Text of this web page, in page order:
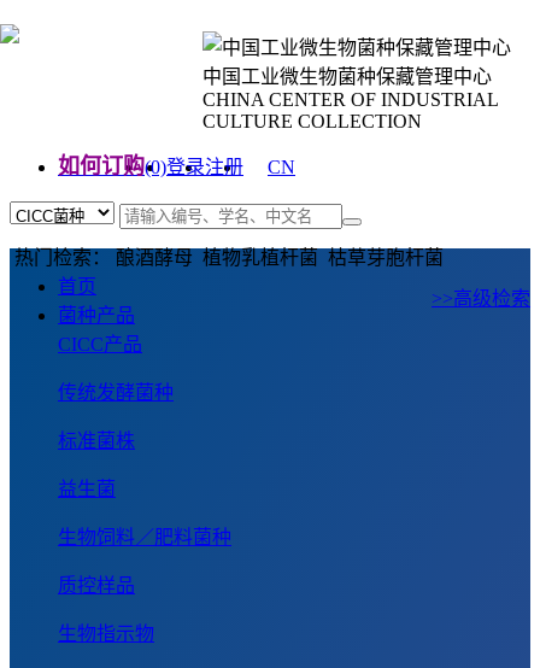
中国工业微生物菌种保藏管理中心
CHINA CENTER OF INDUSTRIAL
CULTURE COLLECTION
如何订购(0)登录注册
CN
热门检索： 酿酒酵母 植物乳植杆菌 枯草芽胞杆菌
>>高级检索
首页
菌种产品
CICC产品
传统发酵菌种
标准菌株
益生菌
生物饲料／肥料菌种
质控样品
生物指示物